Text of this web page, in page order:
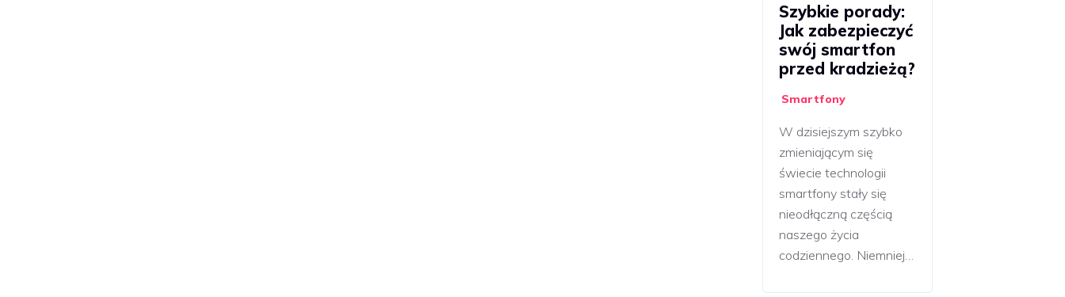
Szybkie porady:
Jak zabezpieczyć
swój smartfon
przed kradzieżą?
Smartfony
W dzisiejszym szybko
zmieniającym się
świecie technologii
smartfony stały się
nieodłączną częścią
naszego życia
codziennego. Niemniej…